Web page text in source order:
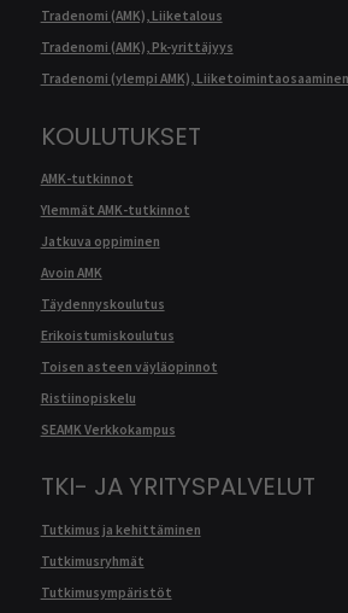
Tradenomi (AMK), Liiketalous
Tradenomi (AMK), Pk-yrittäjyys
Tradenomi (ylempi AMK), Liiketoimintaosaaminen
KOULUTUKSET
AMK-tutkinnot
Ylemmät AMK-tutkinnot
Jatkuva oppiminen
Avoin AMK
Täydennyskoulutus
Erikoistumiskoulutus
Toisen asteen väyläopinnot
Ristiinopiskelu
SEAMK Verkkokampus
TKI- JA YRITYSPALVELUT
Tutkimus ja kehittäminen
Tutkimusryhmät
Tutkimusympäristöt